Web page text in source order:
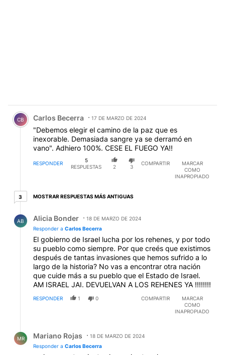
Comentario de Carlos Becerra.
CB Carlos Becerra 17 DE MARZO DE 2024
"Debemos elegir el camino de la paz que es
inexorable. Demasiada sangre ya se derramó en
vano". Adhiero 100%. CESE EL FUEGO YA!!
RESPONDER
5
RESPUESTAS
2 3
COMPARTIR
MARCAR
COMO
INAPROPIADO
33 respuestas más antiguas
MOSTRAR RESPUESTAS MÁS ANTIGUAS
AB Alicia Bonder
18 DE MARZO DE 2024
Responder a Carlos Becerra
El gobierno de Israel lucha por los rehenes, y por todo
su pueblo como siempre. Por que creés que existimos
después de tantas invasiones que hemos sufrido a lo
largo de la historia? No vas a encontrar otra nación
que cuide más a su pueblo que el Estado de Israel.
AM ISRAEL JAI. DEVUELVAN A LOS REHENES YA !!!!!!!!
RESPONDER 1 0 COMPARTIR
MARCAR
COMO
INAPROPIADO
MR Mariano Rojas
18 DE MARZO DE 2024
Responder a Carlos Becerra